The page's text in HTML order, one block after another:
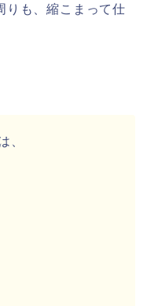
りも、縮こまって仕
、